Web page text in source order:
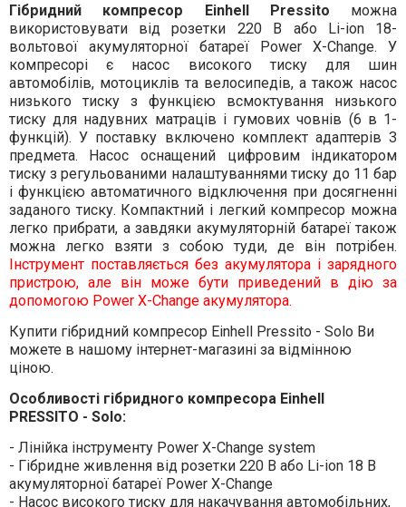
Гібридний компресор Einhell Pressito можна
використовувати від розетки 220 В або Li-ion 18-
вольтової акумуляторної батареї Power X-Change. У
компресорі є насос високого тиску для шин
автомобілів, мотоциклів та велосипедів, а також насос
низького тиску з функцією всмоктування низького
тиску для надувних матраців і гумових човнів (6 в 1-
функцій). У поставку включено комплект адаптерів 3
предмета. Насос оснащений цифровим індикатором
тиску з регульованими налаштуваннями тиску до 11 бар
і функцією автоматичного відключення при досягненні
заданого тиску. Компактний і легкий компресор можна
легко прибрати, а завдяки акумуляторній батареї також
можна легко взяти з собою туди, де він потрібен.
Інструмент поставляється без акумулятора і зарядного
пристрою, але він може бути приведений в дію за
допомогою Power X-Change акумулятора.
Купити гібридний компресор Einhell Pressito - Solo Ви
можете в нашому інтернет-магазині за відмінною
ціною.
Особливості гібридного компресора Einhell
PRESSITO - Solo:
- Лінійка інструменту Power X-Change system
- Гібридне живлення від розетки 220 В або Li-ion 18 В
акумуляторної батареї Power X-Change
- Насос високого тиску для накачування автомобільних,